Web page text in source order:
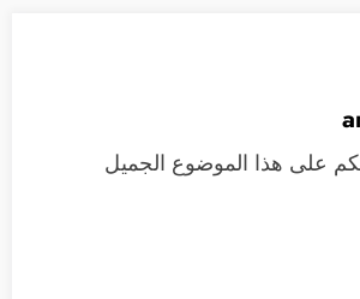
على هذا الموضوع الجميل